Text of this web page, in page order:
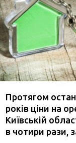
Протягом
років ціни на
Київській
в чотири рази,